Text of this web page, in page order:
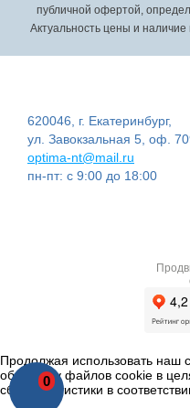
0
публичной офертой,
Актуальность цены и
620046, г. Екатеринбург,
ул. Завокзальная 5, оф.
optima-nt@mail.ru
пн-пт: с 9:00 до 18:00
Продолжая использовать наш
обработку файлов cookie в
сбора статистики в